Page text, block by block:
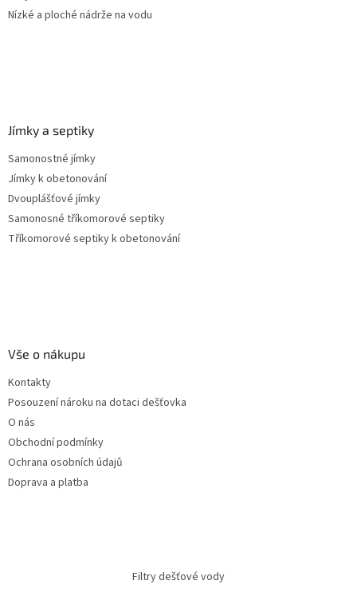
Nízké a ploché nádrže na vodu
Jímky a septiky
Samonostné jímky
Jímky k obetonování
Dvouplášťové jímky
Samonosné tříkomorové septiky
Tříkomorové septiky k obetonování
Vše o nákupu
Kontakty
Posouzení nároku na dotaci dešťovka
O nás
Obchodní podmínky
Ochrana osobních údajů
Doprava a platba
Filtry dešťové vody